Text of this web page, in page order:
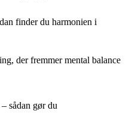
finder du harmonien i
der fremmer mental balance
sådan gør du